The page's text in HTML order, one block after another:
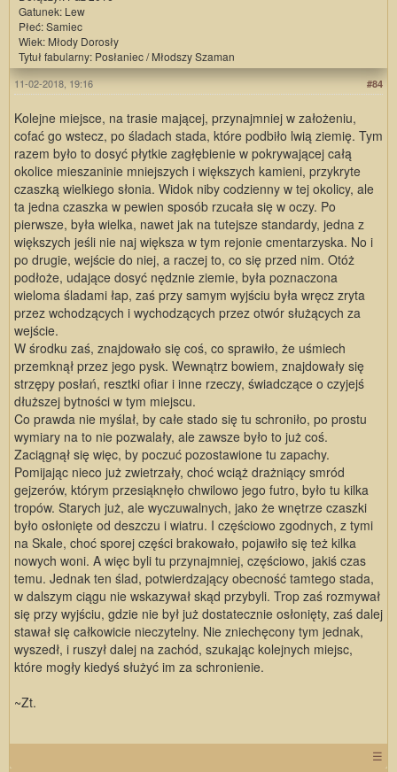
Gatunek: Lew
Płeć: Samiec
Wiek: Młody Dorosły
Tytuł fabularny: Posłaniec / Młodszy Szaman
#84
11-02-2018, 19:16
Kolejne miejsce, na trasie mającej, przynajmniej w założeniu,
cofać go wstecz, po śladach stada, które podbiło lwią ziemię. Tym
razem było to dosyć płytkie zagłębienie w pokrywającej całą
okolice mieszaninie mniejszych i większych kamieni, przykryte
czaszką wielkiego słonia. Widok niby codzienny w tej okolicy, ale
ta jedna czaszka w pewien sposób rzucała się w oczy. Po
pierwsze, była wielka, nawet jak na tutejsze standardy, jedna z
większych jeśli nie naj większa w tym rejonie cmentarzyska. No i
po drugie, wejście do niej, a raczej to, co się przed nim. Otóż
podłoże, udające dosyć nędznie ziemie, była poznaczona
wieloma śladami łap, zaś przy samym wyjściu była wręcz zryta
przez wchodzących i wychodzących przez otwór służących za
wejście.
W środku zaś, znajdowało się coś, co sprawiło, że uśmiech
przemknął przez jego pysk. Wewnątrz bowiem, znajdowały się
strzępy posłań, resztki ofiar i inne rzeczy, świadczące o czyjejś
dłuższej bytności w tym miejscu.
Co prawda nie myślał, by całe stado się tu schroniło, po prostu
wymiary na to nie pozwalały, ale zawsze było to już coś.
Zaciągnął się więc, by poczuć pozostawione tu zapachy.
Pomijając nieco już zwietrzały, choć wciąż drażniący smród
gejzerów, którym przesiąknęło chwilowo jego futro, było tu kilka
tropów. Starych już, ale wyczuwalnych, jako że wnętrze czaszki
było osłonięte od deszczu i wiatru. I częściowo zgodnych, z tymi
na Skale, choć sporej części brakowało, pojawiło się też kilka
nowych woni. A więc byli tu przynajmniej, częściowo, jakiś czas
temu. Jednak ten ślad, potwierdzający obecność tamtego stada,
w dalszym ciągu nie wskazywał skąd przybyli. Trop zaś rozmywał
się przy wyjściu, gdzie nie był już dostatecznie osłonięty, zaś dalej
stawał się całkowicie nieczytelny. Nie zniechęcony tym jednak,
wyszedł, i ruszył dalej na zachód, szukając kolejnych miejsc,
które mogły kiedyś służyć im za schronienie.
~Zt.
☰